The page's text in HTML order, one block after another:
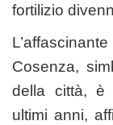
fortilizio
Cosenza,
della città, è
ultimi anni,